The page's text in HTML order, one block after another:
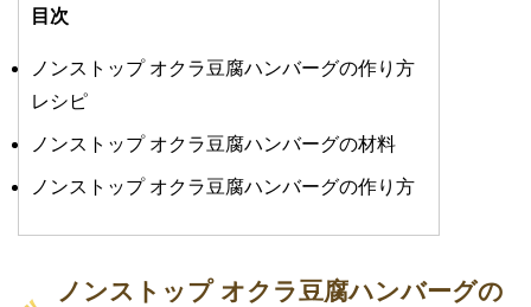
目次
ノンストップ オクラ豆腐ハンバーグの作り方
レシピ
ノンストップ オクラ豆腐ハンバーグの材料
ノンストップ オクラ豆腐ハンバーグの作り方
ノンストップ オクラ豆腐ハンバーグの